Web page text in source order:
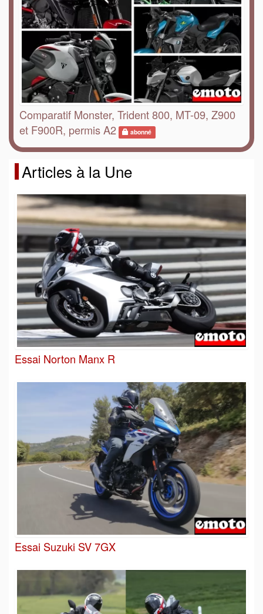
Comparatif Monster, Trident 800, MT-09, Z900
et F900R, permis A2
abonné
Articles à la Une
Essai Norton Manx R
Essai Suzuki SV 7GX